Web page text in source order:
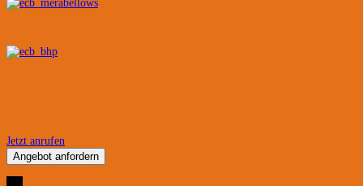
Jetzt anrufen
Angebot anfordern